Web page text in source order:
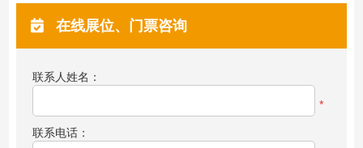
在线展位、门票咨询
联系人姓名：
*
联系电话：